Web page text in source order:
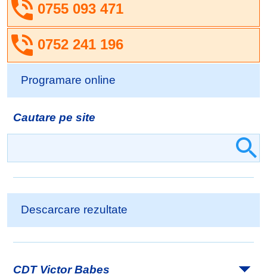
0755 093 471
0752 241 196
Programare online
Cautare pe site
Descarcare rezultate
CDT Victor Babes